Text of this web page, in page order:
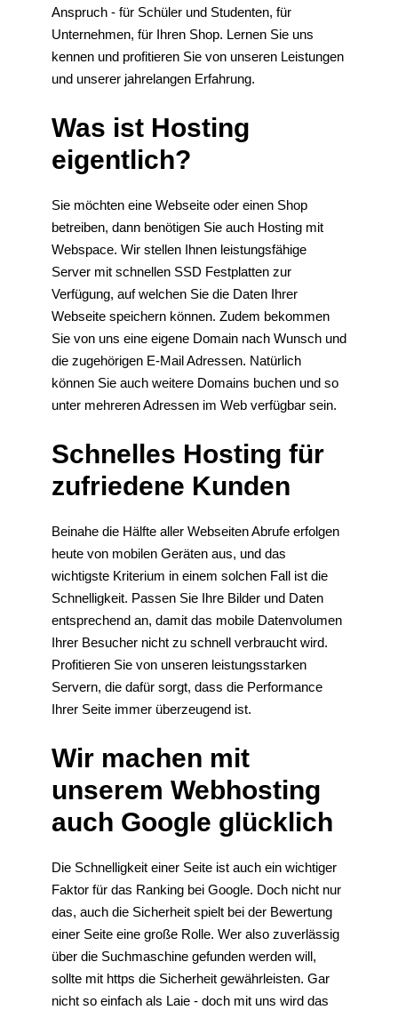
Anspruch - für Schüler und Studenten, für
Unternehmen, für Ihren Shop. Lernen Sie uns
kennen und profitieren Sie von unseren Leistungen
und unserer jahrelangen Erfahrung.
Was ist Hosting
eigentlich?
Sie möchten eine Webseite oder einen Shop
betreiben, dann benötigen Sie auch Hosting mit
Webspace. Wir stellen Ihnen leistungsfähige
Server mit schnellen SSD Festplatten zur
Verfügung, auf welchen Sie die Daten Ihrer
Webseite speichern können. Zudem bekommen
Sie von uns eine eigene Domain nach Wunsch und
die zugehörigen E-Mail Adressen. Natürlich
können Sie auch weitere Domains buchen und so
unter mehreren Adressen im Web verfügbar sein.
Schnelles Hosting für
zufriedene Kunden
Beinahe die Hälfte aller Webseiten Abrufe erfolgen
heute von mobilen Geräten aus, und das
wichtigste Kriterium in einem solchen Fall ist die
Schnelligkeit. Passen Sie Ihre Bilder und Daten
entsprechend an, damit das mobile Datenvolumen
Ihrer Besucher nicht zu schnell verbraucht wird.
Profitieren Sie von unseren leistungsstarken
Servern, die dafür sorgt, dass die Performance
Ihrer Seite immer überzeugend ist.
Wir machen mit
unserem Webhosting
auch Google glücklich
Die Schnelligkeit einer Seite ist auch ein wichtiger
Faktor für das Ranking bei Google. Doch nicht nur
das, auch die Sicherheit spielt bei der Bewertung
einer Seite eine große Rolle. Wer also zuverlässig
über die Suchmaschine gefunden werden will,
sollte mit https die Sicherheit gewährleisten. Gar
nicht so einfach als Laie - doch mit uns wird das